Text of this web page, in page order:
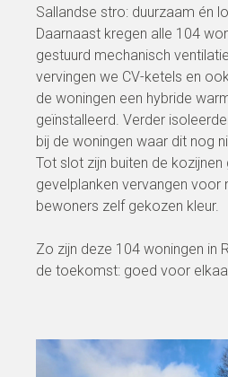
Sallandse stro: duurzaam én
Daarnaast kregen alle 104
gestuurd mechanisch
vervingen we CV-ketels en
de woningen een hybride
geïnstalleerd. Verder
bij de woningen waar dit nog
Tot slot zijn buiten de kozijnen
gevelplanken vervangen voor
bewoners zelf gekozen kleur.
Zo zijn deze 104 woningen in
de toekomst: goed voor